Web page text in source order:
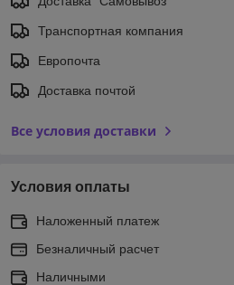
Транспортная компания
Европочта
Доставка почтой
Все условия доставки
Условия оплаты
Наложенный платеж
Безналичный расчет
Наличными